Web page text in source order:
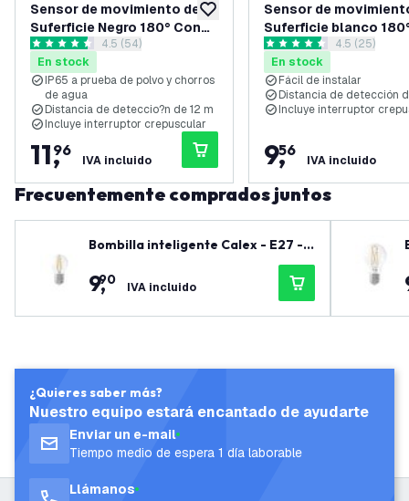
añadir a lista de deseos
Sensor de movimiento de
Suferficie Negro 180° Con
interruptor crepuscular
Alcance de 12M Máx 600W
IP65
abrir el panel de reseñas
4.5 estrellas de puntuación
4.5 (54)
En stock
IP65 a prueba de polvo y chorros
de agua
Distancia de deteccio?n de 12 m
Incluye interruptor crepuscular
11,
96
IVA incluido
Sensor de
Suferficie blanco
interruptor
Alcance de 12M
abrir el
4.5 estrellas de puntuación
4.5 (25)
En stock
Fácil de instalar
Distancia de detección
Incluye interruptor
9,
56
IVA incluido
Frecuentemente comprados juntos
Bombilla inteligente Calex - E27 -
4.9W - 470 lúmenes - 1800K - 3000
K
9,
90 IVA incluido
¿Quieres saber más?
Nuestro equipo estará encantado de ayudarte
Enviar un e-mail
Tiempo medio de espera 1 día laborable
Llámanos